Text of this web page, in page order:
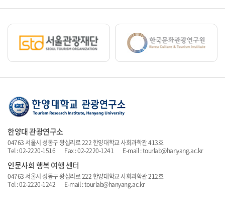
한양대 관광연구소
04763 서울시 성동구 왕십리로 222 한양대학교 사회과학관 413호
Tel : 02-2220-1516 Fax : 02-2220-1241 E-mail : tourlab@hanyang.ac.kr
인문사회 행복 여행 센터
04763 서울시 성동구 왕십리로 222 한양대학교 사회과학관 212호
Tel : 02-2220-1242 E-mail : tourlab@hanyang.ac.kr